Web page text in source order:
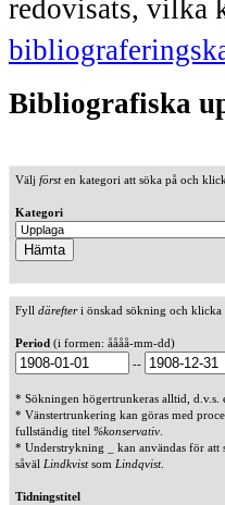
redovisats, vilka
Bibliografiska
Välj försten kategori att söka på och
Kategori
Fyll därefteri önskad sökning och klicka
Period (i formen: åååå-mm-dd)
--
* Sökningen högertrunkeras alltid, d.v.s.
* Vänstertrunkering kan göras med
fullständig titel %konservativ
* Understrykning _ kan användas för att
såväl Lindkvistsom Lindqvist.
Tidningstitel